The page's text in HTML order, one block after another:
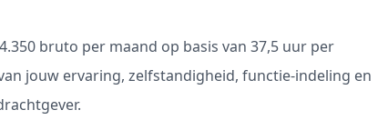
bruto per maand op basis van 37,5 uur per
jouw ervaring, zelfstandigheid, functie-indeling en